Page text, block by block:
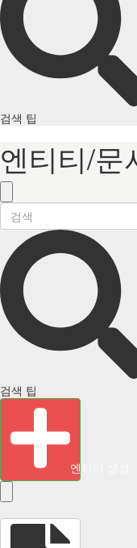
검색 팁
엔티티/문
검색 팁
엔티티 생성